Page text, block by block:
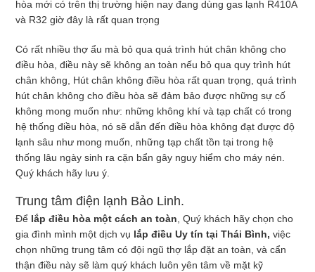
hòa mới có trên thị trường hiện nay đang dùng gas lạnh R410A
và R32 giờ đây là rất quan trọng
Có rất nhiều thợ ẩu mà bỏ qua quá trình hút chân không cho
điều hòa, điều này sẽ không an toàn nếu bỏ qua quy trình hút
chân không, Hút chân không điều hòa rất quan trọng, quá trình
hút chân không cho điều hòa sẽ đảm bảo được những sự cố
không mong muốn như: những không khí và tạp chất có trong
hệ thống điều hòa, nó sẽ dẫn đến điều hòa không đạt được độ
lạnh sâu như mong muốn, những tạp chất tồn tại trong hệ
thống lâu ngày sinh ra cặn bẩn gây nguy hiểm cho máy nén.
Quý khách hãy lưu ý.
Trung tâm điện lạnh Bảo Linh.
Để lắp điều hòa một cách an toàn, Quý khách hãy chọn cho
gia đình mình một dịch vụ lắp điều Uy tín tại Thái Bình, việc
chọn những trung tâm có đội ngũ thợ lắp đặt an toàn, và cẩn
thận điều này sẽ làm quý khách luôn yên tâm về mặt kỹ